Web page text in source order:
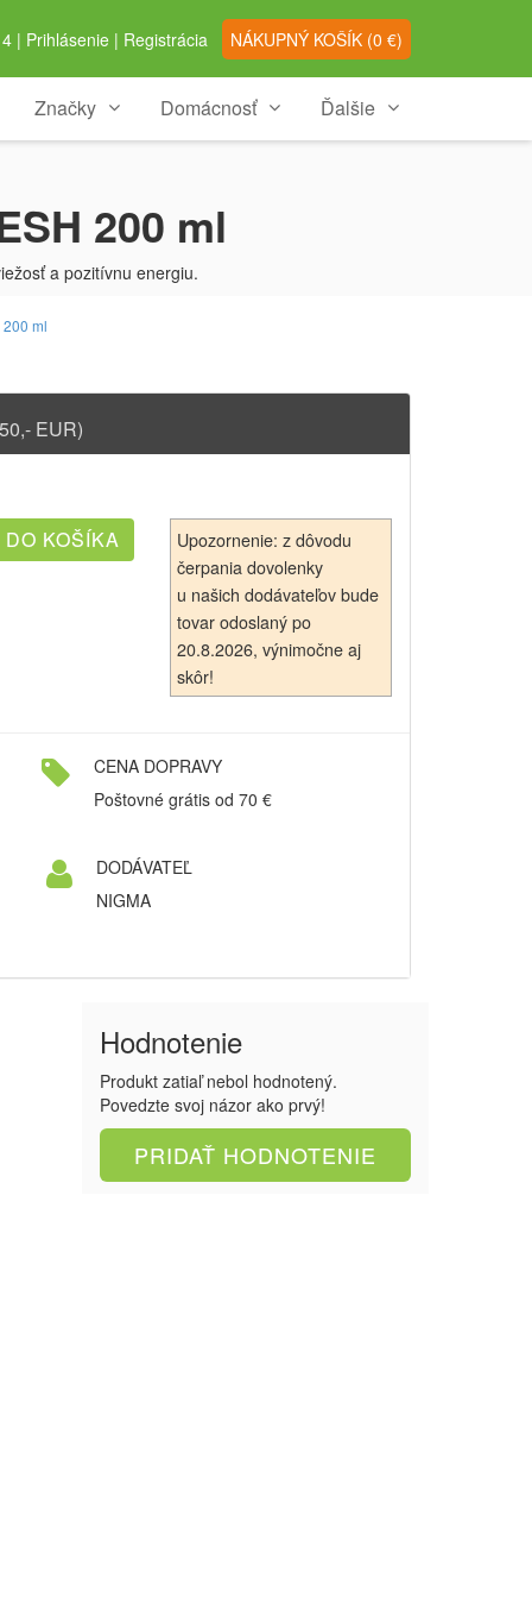
| Prihlásenie | Registrácia NÁKUPNÝ KOŠÍK (0 €)
Značky Domácnosť Ďalšie
200 ml
a pozitívnu energiu.
ml
EUR)
Upozornenie: z dôvodu
čerpania dovolenky
u našich dodávateľov bude
tovar odoslaný po
20.8.2026, výnimočne aj
skôr!
CENA DOPRAVY
Poštovné grátis od 70 €
DODÁVATEĽ
NIGMA
Hodnotenie
Produkt zatiaľ nebol hodnotený.
Povedzte svoj názor ako prvý!
PRIDAŤ HODNOTENIE